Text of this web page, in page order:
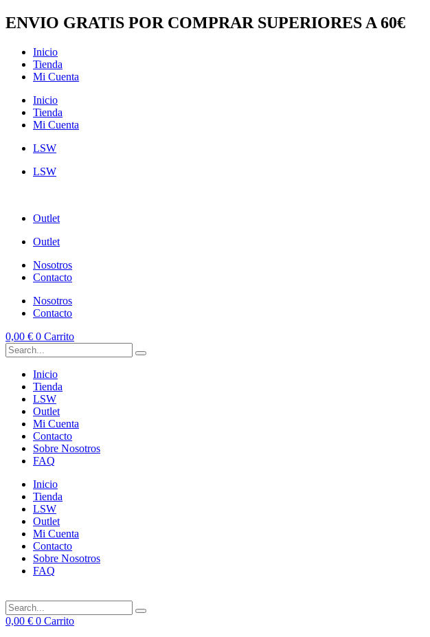
Ir
al
ENVIO GRATIS POR COMPRAR SUPERIORES A 60€
Inicio
Tienda
Mi Cuenta
Inicio
Tienda
Mi Cuenta
LSW
LSW
Outlet
Outlet
Nosotros
Contacto
Nosotros
Contacto
0,00 € 0 Carrito
Inicio
Tienda
LSW
Outlet
Mi Cuenta
Contacto
Sobre Nosotros
FAQ
Inicio
Tienda
LSW
Outlet
Mi Cuenta
Contacto
Sobre Nosotros
FAQ
0,00 € 0 Carrito